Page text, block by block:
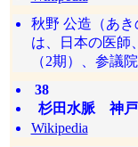
秋野 公造（あき
は、日本の医師
（2期）、参議
38
杉田水脈 神
Wikipedia